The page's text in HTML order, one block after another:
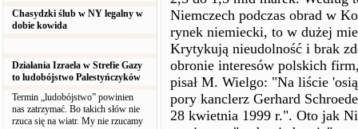
Chasydzki ślub w NY legalny w
dobie kowida
Działania Izraela w Strefie Gazy
to ludobójstwo Palestyńczyków
Termin „ludobójstwo” powinien
nas zatrzymać. Bo takich słów nie
rzuca się na wiatr. My nie rzucamy
Niemczech podczas obrad w
rynek niemiecki, to w dużej
Krytykują nieudolność i brak
obronie interesów polskich
pisał M. Wielgo: "Na liście
pory kanclerz Gerhard
28 kwietnia 1999 r.". Oto jak